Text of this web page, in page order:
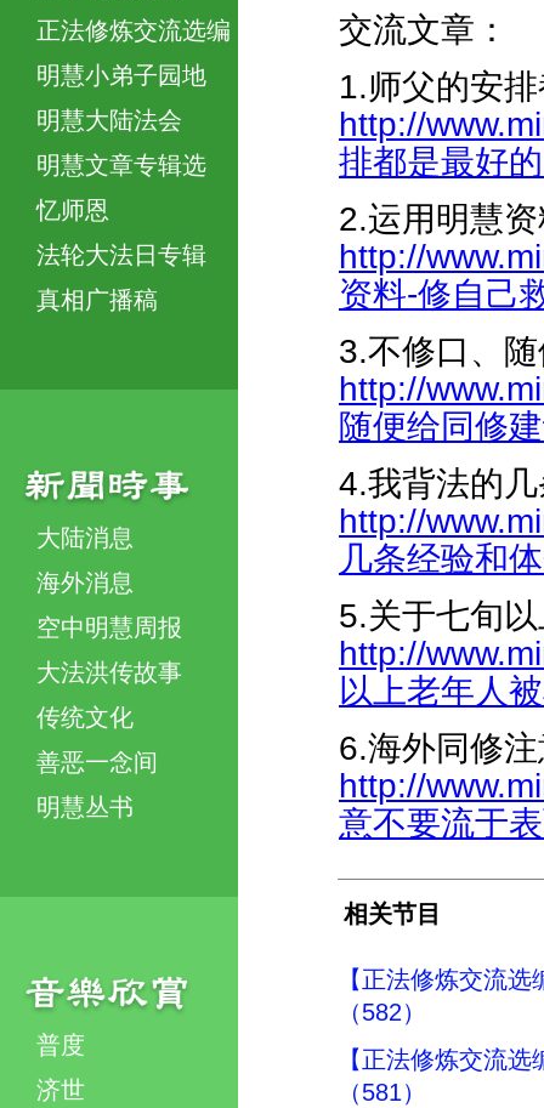
正法修炼交流选编
明慧小弟子园地
明慧大陆法会
明慧文章专辑选
忆师恩
法轮大法日专辑
真相广播稿
大陆消息
海外消息
空中明慧周报
大法洪传故事
传统文化
善恶一念间
明慧丛书
普度
济世
交流文章：
1.师父的安
http://
排都是最好
2.运用明慧
http://
资料-修自己
3.不修口、
http://
随便给同修
4.我背法的
http://
几条经验和
5.关于七旬
http://
以上老年人
6.海外同修
http://
意不要流于
相关节目
【正法修炼交流
（582）
【正法修炼交流
（581）